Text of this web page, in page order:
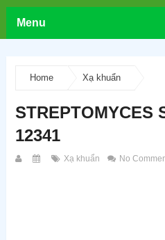
Menu
Home Xạ khuẩn
STREPTOMYCES
12341
Xạ khuẩn No